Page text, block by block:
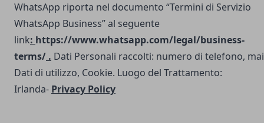
WhatsApp riporta nel documento “Termini di Servizio
WhatsApp Business” al seguente
link: https://www.whatsapp.com/legal/business-
terms/ . Dati Personali raccolti: numero di telefono,
Dati di utilizzo, Cookie. Luogo del Trattamento:
Irlanda- Privacy Policy